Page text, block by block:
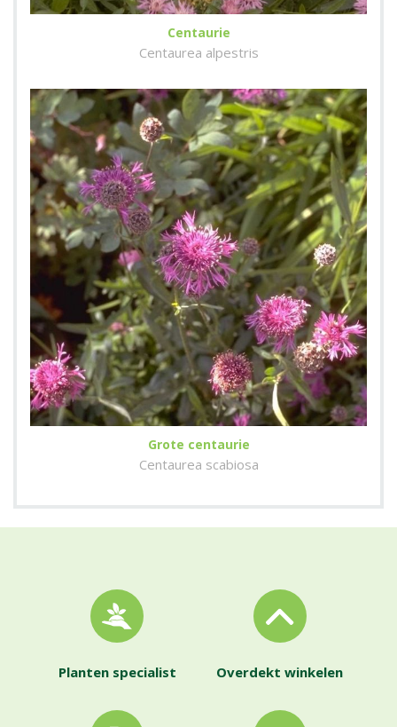
Centaurie
Centaurea alpestris
Grote centaurie
Centaurea scabiosa
Planten specialist Overdekt winkelen